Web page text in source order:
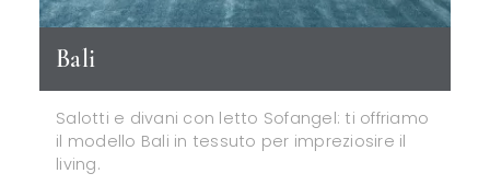
Bali
Salotti e divani con letto Sofangel: ti offriamo
il modello Bali in tessuto per impreziosire il
living.